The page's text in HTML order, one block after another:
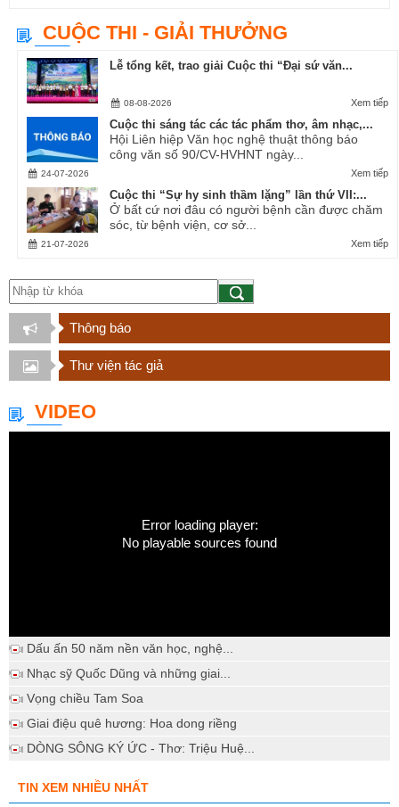
CUỘC THI - GIẢI THƯỞNG
Lễ tổng kết, trao giải Cuộc thi “Đại sứ văn...
Xem tiếp
08-08-2026
Cuộc thi sáng tác các tác phẩm thơ, âm nhạc,...
Hội Liên hiệp Văn học nghệ thuật thông báo
công văn số 90/CV-HVHNT ngày...
Xem tiếp
24-07-2026
Cuộc thi “Sự hy sinh thầm lặng” lần thứ VII:...
Ở bất cứ nơi đâu có người bệnh cần được chăm
sóc, từ bệnh viện, cơ sở...
Xem tiếp
21-07-2026
Thông báo
Thư viện tác giả
VIDEO
Error loading player:
No playable sources found
Dấu ấn 50 năm nền văn học, nghệ...
Nhạc sỹ Quốc Dũng và những giai...
Vọng chiều Tam Soa
Giai điệu quê hương: Hoa dong riềng
DÒNG SÔNG KÝ ỨC - Thơ: Triệu Huệ...
TIN XEM NHIỀU NHẤT